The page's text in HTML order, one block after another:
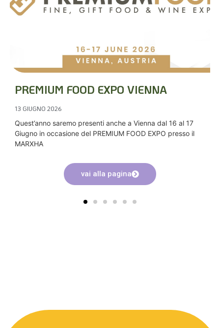
PREMIUM FOOD EXPO VIENNA
13 GIUGNO 2026
Quest’anno saremo presenti anche a Vienna dal 16 al 17
Giugno in occasione del PREMIUM FOOD EXPO presso il
MARXHA
vai alla pagina